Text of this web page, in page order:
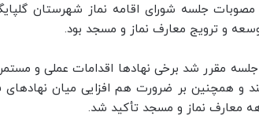
مصوبات جلسه شورای اقامه نماز شهرستان
و ترویج معارف نماز و مسجد بود.
جلسه مقرر شد برخی نهادها اقدامات عملی و
و همچنین بر ضرورت هم افزایی میان
معارف نماز و مسجد تأکید شد.